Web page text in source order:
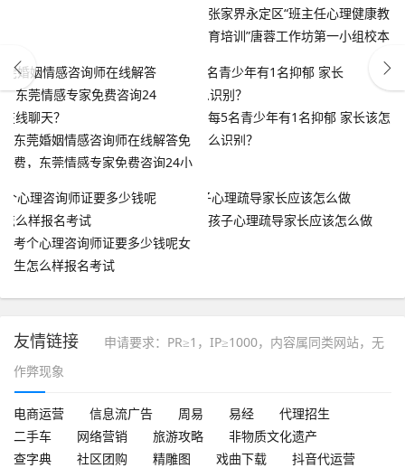
张家界永定区“班主任心理健康教
育培训”唐蓉工作坊第一小组校本
东莞婚姻情感咨询师在线解答免
费，东莞情感专家免费咨询24小
每5名青少年有1名抑郁 家长该怎
么识别？
考个心理咨询师证要多少钱呢女
生怎么样报名考试
孩子心理疏导家长应该怎么做
友情链接
申请要求：PR≥1，IP≥1000，内容属同类网站，无
作弊现象
电商运营 信息流广告 周易 易经
代理招生
二手车
网络营销 旅游攻略
非物质文化遗产
查字典
社区团购 精雕图 戏曲下载
抖音代运营